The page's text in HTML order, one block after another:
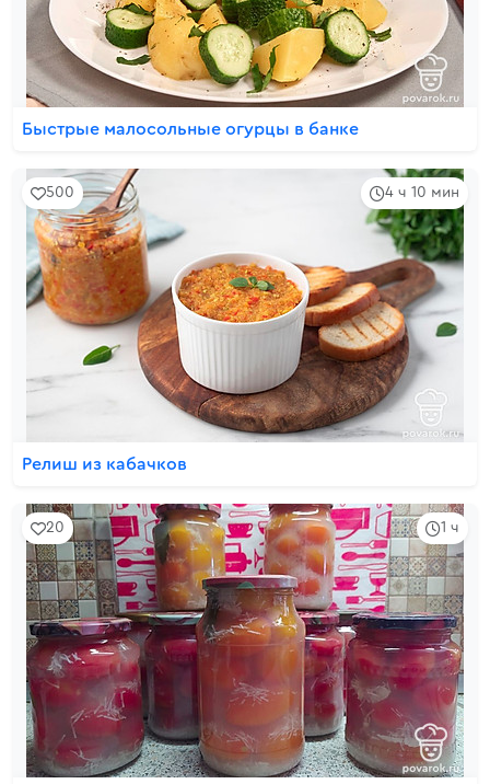
Быстрые малосольные огурцы в банке
4 ч 10 мин
500
Релиш из кабачков
1 ч
20